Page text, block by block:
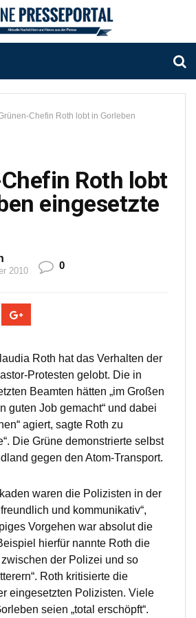
Chefin Roth lobt in Gorleben
Roth lobt
eingesetzte
2010 0
Roth hat das Verhalten der
Protesten gelobt. Die in
Beamten hätten „im Großen
guten Job gemacht“ und dabei
agiert, sagte Roth zu
Die Grüne demonstrierte selbst
gegen den Atom-Transport.
waren die Polizisten in der
und kommunikativ“,
Vorgehen war absolut die
hierfür nannte Roth die
der Polizei und so
Roth kritisierte die
eingesetzten Polizisten. Viele
seien „total erschöpft“.